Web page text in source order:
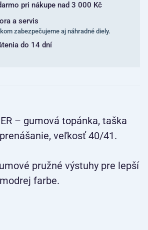
pri nákupe nad 3 000 Kč
a servis
zabezpečujeme aj náhradné diely.
do 14 dní
– gumová topánka, taška
veľkosť 40/41.
pružné výstuhy pre lepší
farbe.